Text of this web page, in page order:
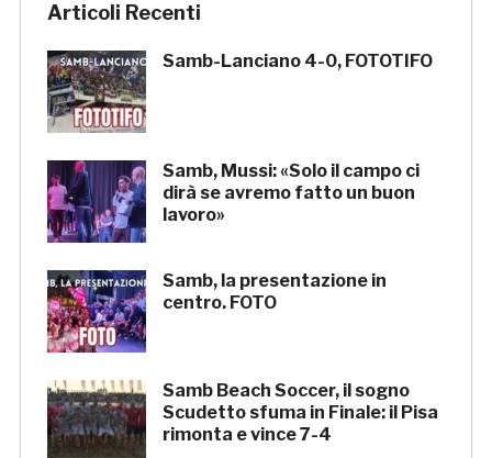
Articoli Recenti
Samb-Lanciano 4-0, FOTOTIFO
Samb, Mussi: «Solo il campo ci
dirà se avremo fatto un buon
lavoro»
Samb, la presentazione in
centro. FOTO
Samb Beach Soccer, il sogno
Scudetto sfuma in Finale: il Pisa
rimonta e vince 7-4